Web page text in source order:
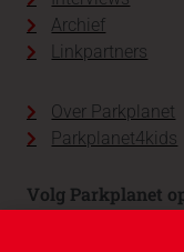
Archief
Linkpartners
Over Parkplanet
Parkplanet4kids
Volg Parkplanet